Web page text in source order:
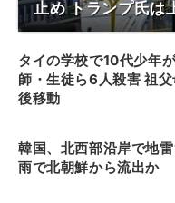
止め トランプ氏は
タイの学校で10代少年
師・生徒ら6人殺害 祖
後移動
韓国、北西部沿岸で地
雨で北朝鮮から流出か